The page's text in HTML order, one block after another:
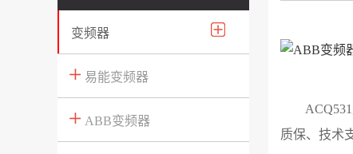
变频器
易能变频器
ABB变频器
ACQ531
质保、技术